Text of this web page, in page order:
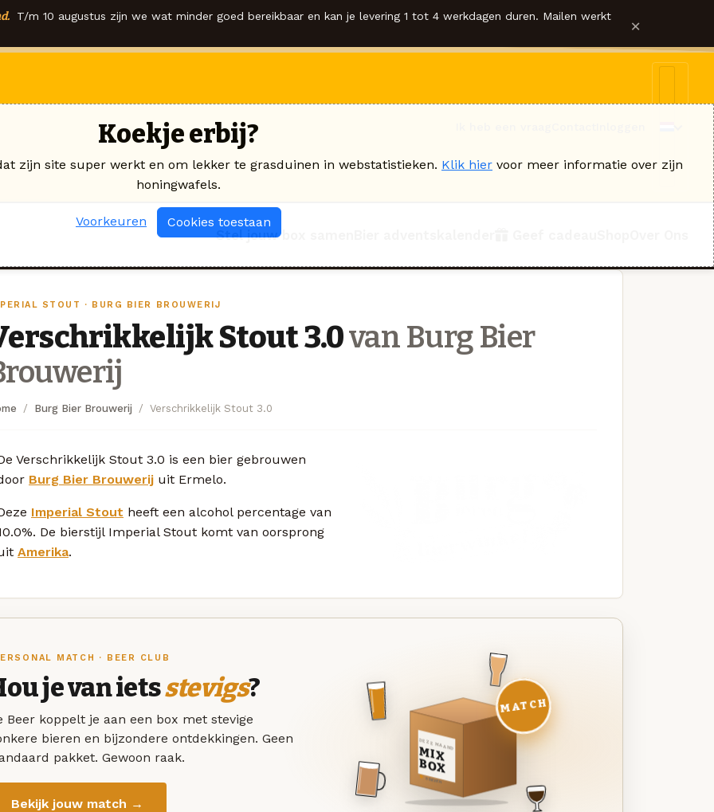
T/m 10 augustus zijn we wat minder goed bereikbaar en kan je levering 1 tot 4 werkdagen duren. Mailen werkt ×
Stel jouw box samen
STOUT · BURG BIER BROUWERIJ
Stout 3.0van Burg Bier
Burg Bier Brouwerij Verschrikkelijk Stout 3.0
Verschrikkelijk Stout 3.0 is een bier gebrouwen
Burg Bier Brouwerij uit Ermelo.
Imperial Stout heeft een alcohol percentage van
De bierstijl Imperial Stout komt van oorsprong
Amerika.
MATCH · BEER CLUB
je van ietsstevigs?
Beer koppelt je aan een box met stevige
bieren en bijzondere ontdekkingen. Geen
pakket. Gewoon raak.
Bekijk jouw match →
DEZE MAAND
MIX
BOX
8 BIEREN
MATCH
Koekje erbij?
zijn site super werkt en om lekker te grasduinen in webstatistieken. Klik hier voor meer informatie over zijn
honingwafels.
Voorkeuren Cookies toestaan